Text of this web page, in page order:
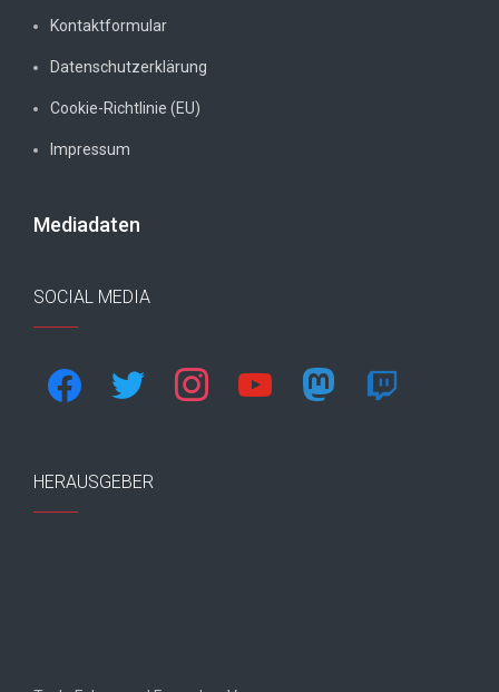
Kontaktformular
Datenschutzerklärung
Cookie-Richtlinie (EU)
Impressum
Mediadaten
SOCIAL MEDIA
facebook twitter instagram youtube mastodon twitch
HERAUSGEBER